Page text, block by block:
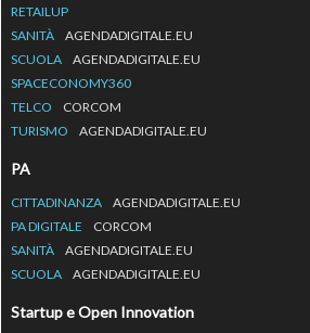
RETAILUP
SANITÀ
AGENDADIGITALE.EU
SCUOLA
AGENDADIGITALE.EU
SPACECONOMY360
TELCO
CORCOM
TURISMO
AGENDADIGITALE.EU
PA
CITTADINANZA
AGENDADIGITALE.EU
PA DIGITALE
CORCOM
SANITÀ
AGENDADIGITALE.EU
SCUOLA
AGENDADIGITALE.EU
Startup e Open Innovation